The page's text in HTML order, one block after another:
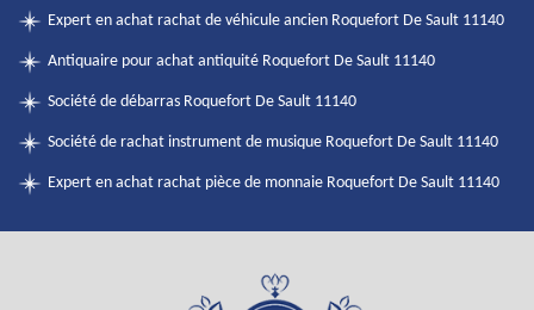
Expert en achat rachat de véhicule ancien Roquefort De Sault 11140
Antiquaire pour achat antiquité Roquefort De Sault 11140
Société de débarras Roquefort De Sault 11140
Société de rachat instrument de musique Roquefort De Sault 11140
Expert en achat rachat pièce de monnaie Roquefort De Sault 11140